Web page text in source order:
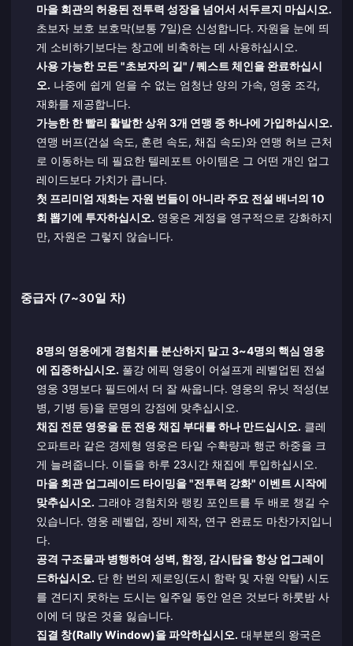
마을 회관의 허용된 전투력 성장을 넘어서 서두르지 마십시오.
초보자 보호 보호막(보통 7일)은 신성합니다. 자원을 눈에 띄
게 소비하기보다는 창고에 비축하는 데 사용하십시오.
사용 가능한 모든 "초보자의 길" / 퀘스트 체인을 완료하십시
오. 나중에 쉽게 얻을 수 없는 엄청난 양의 가속, 영웅 조각,
재화를 제공합니다.
가능한 한 빨리 활발한 상위 3개 연맹 중 하나에 가입하십시오.
연맹 버프(건설 속도, 훈련 속도, 채집 속도)와 연맹 허브 근처
로 이동하는 데 필요한 텔레포트 아이템은 그 어떤 개인 업그
레이드보다 가치가 큽니다.
첫 프리미엄 재화는 자원 번들이 아니라 주요 전설 배너의 10
회 뽑기에 투자하십시오. 영웅은 계정을 영구적으로 강화하지
만, 자원은 그렇지 않습니다.
중급자 (7~30일 차)
8명의 영웅에게 경험치를 분산하지 말고 3~4명의 핵심 영웅
에 집중하십시오. 풀강 에픽 영웅이 어설프게 레벨업된 전설
영웅 3명보다 필드에서 더 잘 싸웁니다. 영웅의 유닛 적성(보
병, 기병 등)을 문명의 강점에 맞추십시오.
채집 전문 영웅을 둔 전용 채집 부대를 하나 만드십시오. 클레
오파트라 같은 경제형 영웅은 타일 수확량과 행군 하중을 크
게 늘려줍니다. 이들을 하루 23시간 채집에 투입하십시오.
마을 회관 업그레이드 타이밍을 "전투력 강화" 이벤트 시작에
맞추십시오. 그래야 경험치와 랭킹 포인트를 두 배로 챙길 수
있습니다. 영웅 레벨업, 장비 제작, 연구 완료도 마찬가지입니
다.
공격 구조물과 병행하여 성벽, 함정, 감시탑을 항상 업그레이
드하십시오. 단 한 번의 제로잉(도시 함락 및 자원 약탈) 시도
를 견디지 못하는 도시는 일주일 동안 얻은 것보다 하룻밤 사
이에 더 많은 것을 잃습니다.
집결 창(Rally Window)을 파악하십시오. 대부분의 왕국은